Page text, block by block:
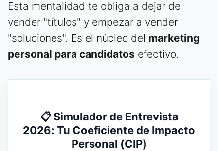
Esta mentalidad te obliga a dejar de
vender "títulos" y empezar a vender
"soluciones". Es el núcleo del marketing
personal para candidatos efectivo.
📋 Simulador de Entrevista
2026: Tu Coeficiente de Impacto
Personal (CIP)